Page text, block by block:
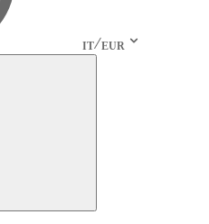
IT EUR